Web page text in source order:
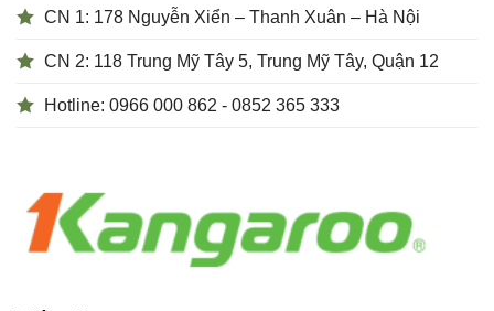
CN 1: 178 Nguyễn Xiển – Thanh Xuân – Hà Nội
CN 2: 118 Trung Mỹ Tây 5, Trung Mỹ Tây, Quận 12
Hotline: 0966 000 862 - 0852 365 333